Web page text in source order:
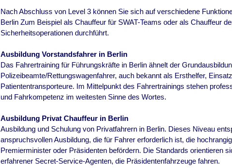
Nach Abschluss von Level 3 können Sie sich auf verschiedene
Berlin Zum Beispiel als Chauffeur für SWAT-Teams oder als Chauffeur
Sicherheitsoperationen durchführt.
Ausbildung Vorstandsfahrer in Berlin
Das Fahrertraining für Führungskräfte in Berlin ähnelt der
Polizeibeamte/Rettungswagenfahrer, auch bekannt als Ersthelfer,
Patiententransporteure. Im Mittelpunkt des Fahrertrainings stehen
und Fahrkompetenz im weitesten Sinne des Wortes.
Ausbildung Privat Chauffeur in Berlin
Ausbildung und Schulung von Privatfahrern in Berlin. Dieses Niveau
anspruchsvollen Ausbildung, die für Fahrer erforderlich ist, die
Premierminister oder Präsidenten befördern. Die Standards orientieren
erfahrener Secret-Service-Agenten, die Präsidentenfahrzeuge fahren.